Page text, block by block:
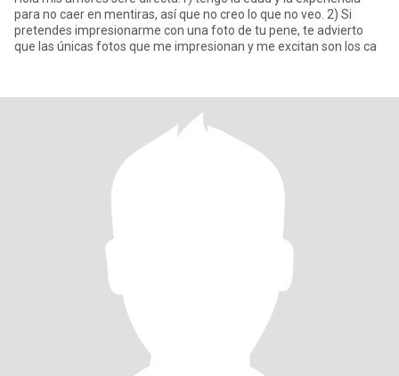
para no caer en mentiras, así que no creo lo que no veo. 2) Si
pretendes impresionarme con una foto de tu pene, te advierto
que las únicas fotos que me impresionan y me excitan son los ca